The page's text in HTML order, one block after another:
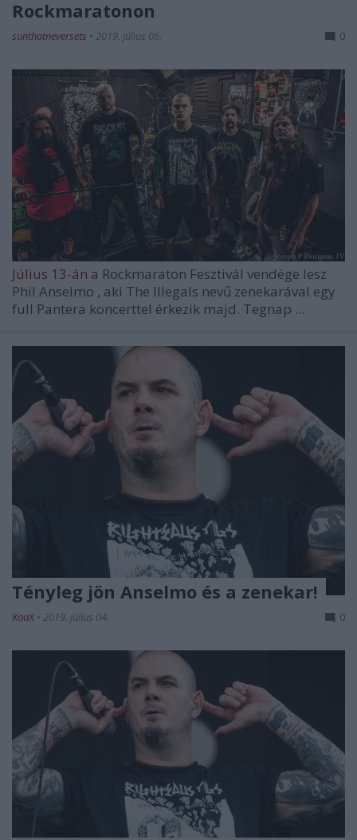
Rockmaratonon
sunthatneversets • 2019. július 06. 0
Július 13-án a Rockmaraton Fesztivál vendége lesz
Phil Anselmo , aki The Illegals nevű zenekarával egy
full Pantera koncerttel érkezik majd. Tegnap ...
Tényleg jön Anselmo és a zenekar!
KoaX • 2019. július 04. 0